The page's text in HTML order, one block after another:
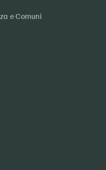
e Comuni